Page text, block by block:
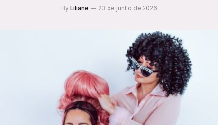
By Liliane 23 de junho de 2026